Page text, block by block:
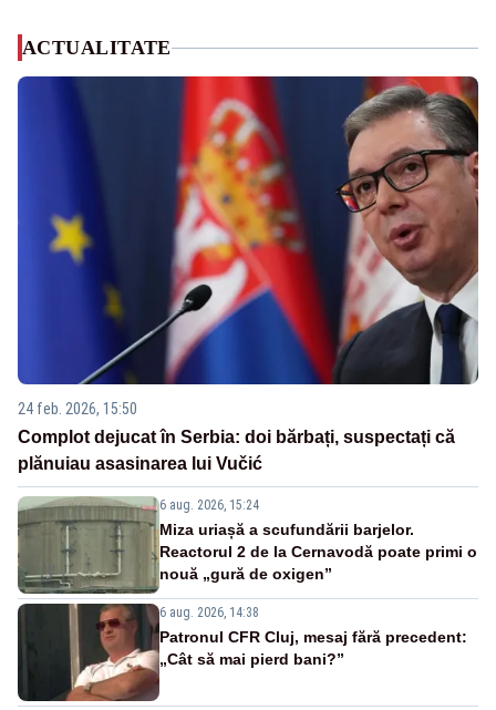
ACTUALITATE
24 feb. 2026, 15:50
Complot dejucat în Serbia: doi bărbați, suspectați că
plănuiau asasinarea lui Vučić
6 aug. 2026, 15:24
Miza uriașă a scufundării barjelor.
Reactorul 2 de la Cernavodă poate primi o
nouă „gură de oxigen”
6 aug. 2026, 14:38
Patronul CFR Cluj, mesaj fără precedent:
„Cât să mai pierd bani?”